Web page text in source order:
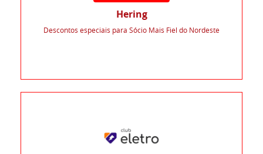
Hering
Descontos especiais para Sócio Mais Fiel do Nordeste